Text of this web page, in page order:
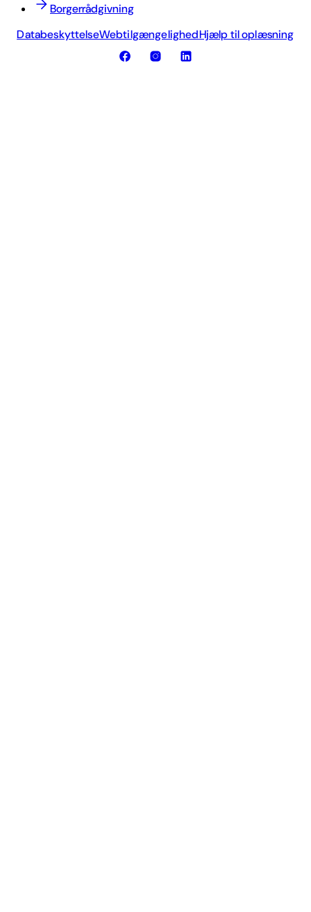
Borgerrådgivning
DatabeskyttelseWebtilgængelighedHjælp til oplæsning